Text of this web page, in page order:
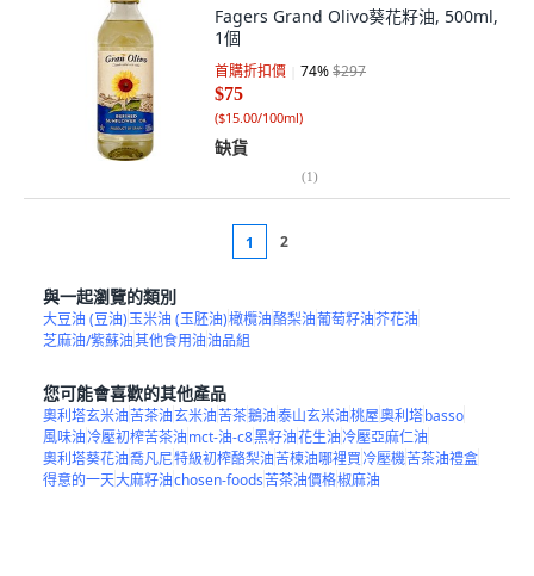
Fagers Grand Olivo葵花籽油, 500ml,
1個
首購折扣價 74%$297
$75
($15.00/100ml)
缺貨
(1)
1 2
與一起瀏覽的類別
大豆油 (豆油)玉米油 (玉胚油)橄欖油酪梨油葡萄籽油芥花油
芝麻油/紫蘇油其他食用油油品組
您可能會喜歡的其他產品
奧利塔玄米油苦茶油玄米油苦茶鵝油泰山玄米油桃屋奧利塔basso
風味油冷壓初榨苦茶油mct-油-c8黑籽油花生油冷壓亞麻仁油
奧利塔葵花油喬凡尼特級初榨酪梨油苦楝油哪裡買冷壓機苦茶油禮盒
得意的一天大麻籽油chosen-foods苦茶油價格椒麻油